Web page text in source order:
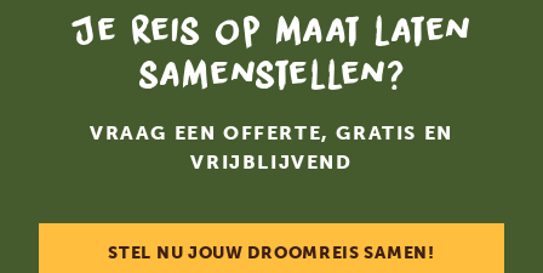
Je reis op maat laten
samenstellen?
VRAAG EEN OFFERTE, GRATIS EN
VRIJBLIJVEND
STEL NU JOUW DROOMREIS SAMEN!